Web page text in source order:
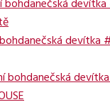
bohdanečská
devítka
bohdanečská